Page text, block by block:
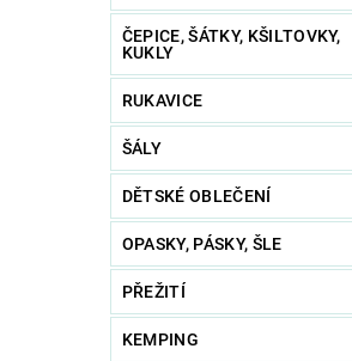
ČEPICE, ŠÁTKY, KŠILTOVKY,
KUKLY
RUKAVICE
ŠÁLY
DĚTSKÉ OBLEČENÍ
OPASKY, PÁSKY, ŠLE
PŘEŽITÍ
KEMPING